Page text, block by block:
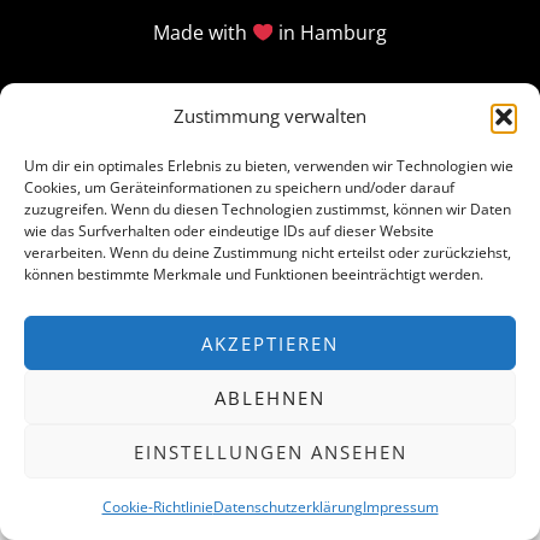
Zustimmung verwalten
Um dir ein optimales Erlebnis zu bieten, verwenden wir Technologien wie
Cookies, um Geräteinformationen zu speichern und/oder darauf
zuzugreifen. Wenn du diesen Technologien zustimmst, können wir Daten
wie das Surfverhalten oder eindeutige IDs auf dieser Website
verarbeiten. Wenn du deine Zustimmung nicht erteilst oder zurückziehst,
können bestimmte Merkmale und Funktionen beeinträchtigt werden.
AKZEPTIEREN
ABLEHNEN
EINSTELLUNGEN ANSEHEN
Cookie-RichtlinieDatenschutzerklärungImpressum
Made with in Hamburg